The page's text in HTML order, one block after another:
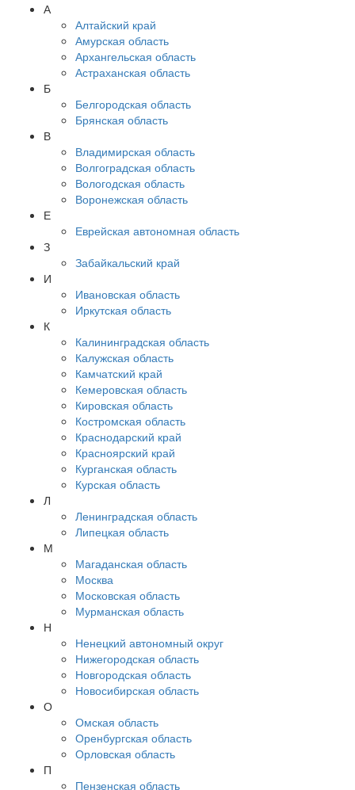
А
Алтайский край
Амурская область
Архангельская область
Астраханская область
Б
Белгородская область
Брянская область
В
Владимирская область
Волгоградская область
Вологодская область
Воронежская область
Е
Еврейская автономная область
З
Забайкальский край
И
Ивановская область
Иркутская область
К
Калининградская область
Калужская область
Камчатский край
Кемеровская область
Кировская область
Костромская область
Краснодарский край
Красноярский край
Курганская область
Курская область
Л
Ленинградская область
Липецкая область
М
Магаданская область
Москва
Московская область
Мурманская область
Н
Ненецкий автономный округ
Нижегородская область
Новгородская область
Новосибирская область
О
Омская область
Оренбургская область
Орловская область
П
Пензенская область